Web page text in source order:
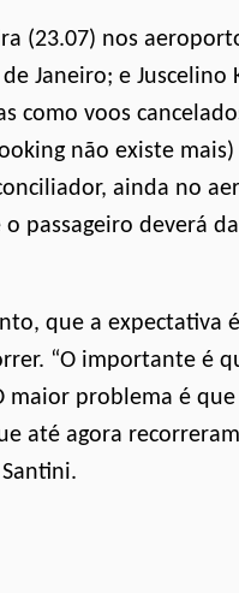
(23.07) nos
Janeiro; e
como voos
não existe
ainda no
passageiro deverá
que a expectativa
“O importante é
maior problema é
até agora